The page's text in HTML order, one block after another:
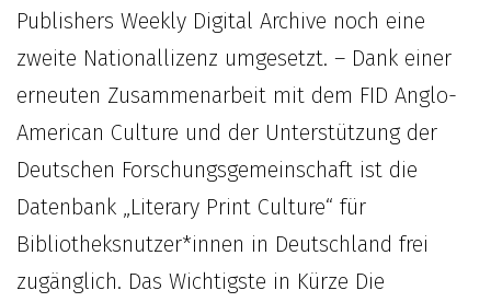
Publishers Weekly Digital Archive noch eine
zweite Nationallizenz umgesetzt. – Dank einer
erneuten Zusammenarbeit mit dem FID Anglo-
American Culture und der Unterstützung der
Deutschen Forschungsgemeinschaft ist die
Datenbank „Literary Print Culture“ für
Bibliotheksnutzer*innen in Deutschland frei
zugänglich. Das Wichtigste in Kürze Die